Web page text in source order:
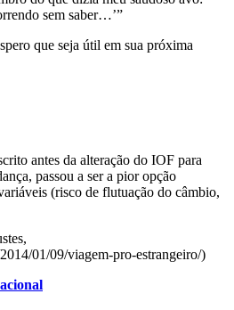
sem saber…’”
que seja útil em sua próxima
antes da alteração do IOF para
passou a ser a pior opção
(risco de flutuação do câmbio,
01/09/viagem-pro-estrangeiro/)